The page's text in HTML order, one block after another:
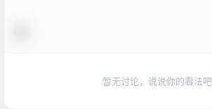
暂无讨论，说说你的看法吧